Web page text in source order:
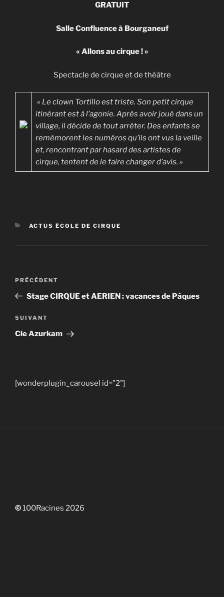
GRATUIT
Salle Confluence à Bourganeuf
« Allons au cirque ! »
Spectacle de cirque et de théâtre
« Le clown Tortillo est triste. Son petit cirque
itinérant est à l’agonie. Après avoir joué dans un
village, il décide de tout arrêter. Des enfants se
remémorent les numéros qu’ils ont vus la veille
et, rencontrant par hasard des artistes de
cirque, tentent de le faire changer d’avis. »
CATÉGORIES
ACTUS ÉCOLE DE CIRQUE
Navigation
l’article
Article
précédent
PRÉCÉDENT
Stage CIRQUE et AERIEN : vacances de Pâques
Article
suivant
SUIVANT
Cie Azurkam
[wonderplugin_carousel id="2"]
©100Racines 2026